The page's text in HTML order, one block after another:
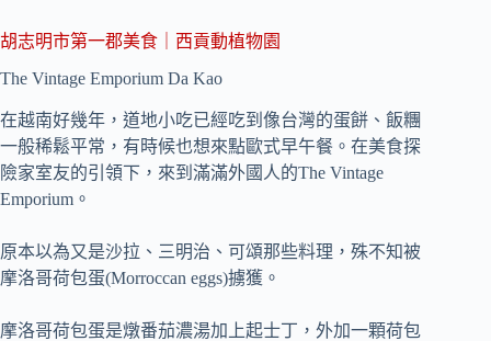
胡志明市第一郡美食｜西貢動植物園
The Vintage Emporium Da Kao
在越南好幾年，道地小吃已經吃到像台灣的蛋餅、飯糰
一般稀鬆平常，有時候也想來點歐式早午餐。在美食探
險家室友的引領下，來到滿滿外國人的The Vintage
Emporium。
原本以為又是沙拉、三明治、可頌那些料理，殊不知被
摩洛哥荷包蛋(Morroccan eggs)擄獲。
摩洛哥荷包蛋是燉番茄濃湯加上起士丁，外加一顆荷包